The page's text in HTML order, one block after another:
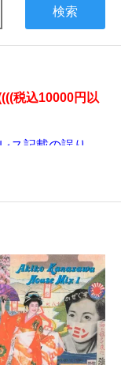
検索
税込10000円以
ス記載の誤り、
案する名物サ
回のテーマは“夏
きましょう！
」 LP/7inch入
Fish」カセ
入荷いたしまし